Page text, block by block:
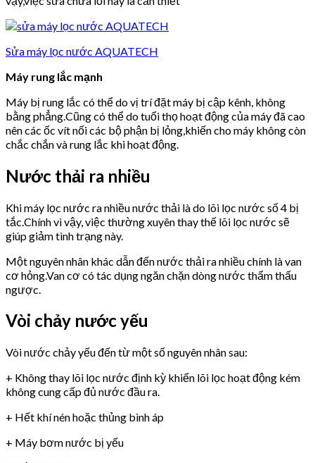
Sửa máy lọc nước AQUATECH
Máy rung lắc mạnh
Máy bị rung lắc có thể do vị trí đặt máy bị cập kênh, không
bằng phẳng.Cũng có thể do tuổi thọ hoạt động của máy đã cao
nên các ốc vít nối các bộ phận bị lỏng,khiến cho máy không còn
chắc chắn và rung lắc khi hoạt động.
Nước thải ra nhiều
Khi máy lọc nước ra nhiều nước thải là do lõi lọc nước số 4 bị
tắc.Chính vì vậy, việc thường xuyên thay thế lõi lọc nước sẽ
giúp giảm tình trạng này.
Một nguyên nhân khác dẫn đến nước thải ra nhiều chính là van
cơ hỏng.Van cơ có tác dụng ngăn chặn dòng nước thẩm thấu
ngược.
Vòi chảy nước yếu
Vòi nước chảy yếu đến từ một số nguyên nhân sau:
+ Không thay lõi lọc nước định kỳ khiến lõi lọc hoạt động kém
không cung cấp đủ nước đầu ra.
+ Hết khí nén hoặc thủng bình áp
+ Máy bơm nước bị yếu